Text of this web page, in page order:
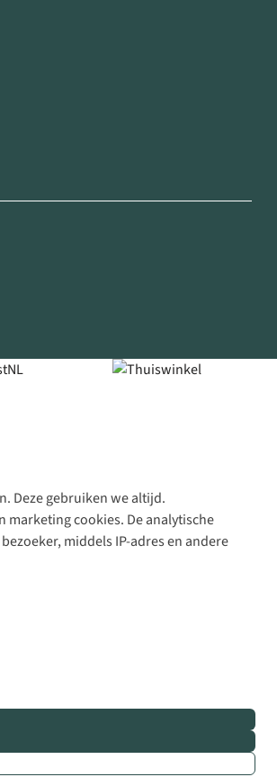
Deze gebruiken we altijd.
marketing cookies. De analytische
middels IP-adres en andere
Bever
B.V.